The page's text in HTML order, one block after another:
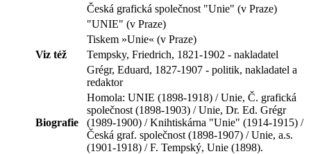
Česká grafická společnost "Unie" (v Praze)
"UNIE" (v Praze)
Tiskem »Unie« (v Praze)
Viz též
Tempsky, Friedrich, 1821-1902 - nakladatel
Grégr, Eduard, 1827-1907 - politik, nakladatel a
redaktor
Biografie
Homola: UNIE (1898-1918) / Unie, Č. grafická
společnost (1898-1903) / Unie, Dr. Ed. Grégr
(1989-1900) / Knihtiskárna "Unie" (1914-1915) /
Česká graf. společnost (1898-1907) / Unie, a.s.
(1901-1918) / F. Tempský, Unie (1898).